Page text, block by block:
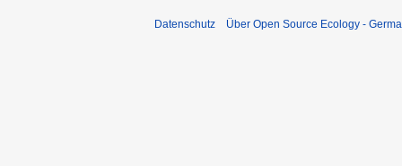
Datenschutz Über Open Source Ecology -